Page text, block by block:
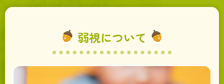
弱視について